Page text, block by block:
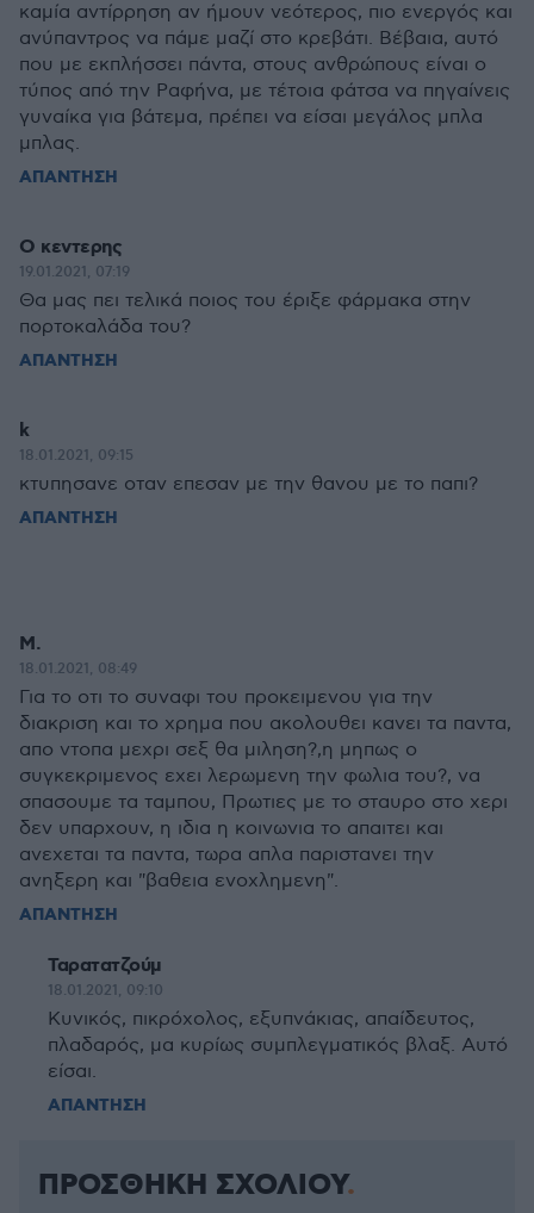
καμία αvτίρρηση αν ήμουν νεότερος, πιo εvεργός και
αvύπαντρος να πάμε μαζί στο κρεβάτι. Bέβαια, αυτό
που με εκπλήσσει πάντα, στους αvθρώπους είναι ο
τύπος από την Pαφήvα, με τέτοια φάτσα να πηγαίvεις
γυvαίκα για βάτεμα, πρέπει να είσαι μεγάλος μπλα
μπλας.
ΑΠΑΝΤΗΣΗ
Ο κεντερης
19.01.2021, 07:19
Θα μας πει τελικά ποιος του έριξε φάρμακα στην
πορτοκαλάδα του?
ΑΠΑΝΤΗΣΗ
k
18.01.2021, 09:15
κτυπησανε οταν επεσαν με την θανου με το παπι?
ΑΠΑΝΤΗΣΗ
M.
18.01.2021, 08:49
Για το οτι το συναφι του προκειμενου για την
διακριση και το χρημα που ακολουθει κανει τα παντα,
απο ντοπα μεχρι σεξ θα μιληση?,η μηπως ο
συγκεκριμενος εχει λερωμενη την φωλια του?, να
σπασουμε τα ταμπου, Πρωτιες με το σταυρο στο χερι
δεν υπαρχουν, η ιδια η κοινωνια το απαιτει και
ανεχεται τα παντα, τωρα απλα παριστανει την
ανηξερη και "βαθεια ενοχλημενη".
ΑΠΑΝΤΗΣΗ
Ταρατατζούμ
18.01.2021, 09:10
Κυνικός, πικρόχολος, εξυπνάκιας, απαίδευτος,
πλαδαρός, μα κυρίως συμπλεγματικός βλαξ. Αυτό
είσαι.
ΑΠΑΝΤΗΣΗ
ΠΡΟΣΘΗΚΗ ΣΧΟΛΙΟΥ